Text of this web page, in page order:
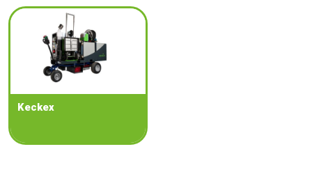
Keckex